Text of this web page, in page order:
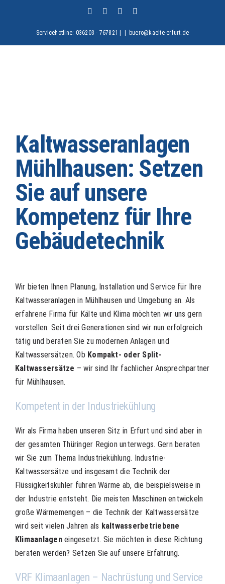
Facebook Instagram
Servicehotline: 036203 - 767821 | buero@kaelte-erfurt.de
Kaltwasseranlagen
Mühlhausen: Setzen
Sie auf unsere
Kompetenz für Ihre
Gebäudetechnik
Wir bieten Ihnen Planung, Installation und Service für Ihre
Kaltwasseranlagen in Mühlhausen und Umgebung an. Als
erfahrene Firma für Kälte und Klima möchten wir uns gern
vorstellen. Seit drei Generationen sind wir nun erfolgreich
tätig und beraten Sie zu modernen Anlagen und
Kaltwassersätzen. Ob Kompakt- oder Split-
Kaltwassersätze – wir sind Ihr fachlicher Ansprechpartner
für Mühlhausen.
Kompetent in der Industriekühlung
Wir als Firma haben unseren Sitz in Erfurt und sind aber in
der gesamten Thüringer Region unterwegs. Gern beraten
wir Sie zum Thema Industriekühlung. Industrie-
Kaltwassersätze und insgesamt die Technik der
Flüssigkeitskühler führen Wärme ab, die beispielsweise in
der Industrie entsteht. Die meisten Maschinen entwickeln
große Wärmemengen – die Technik der Kaltwassersätze
wird seit vielen Jahren als kaltwasserbetriebene
Klimaanlageneingesetzt. Sie möchten in diese Richtung
beraten werden? Setzen Sie auf unsere Erfahrung.
VRF Klimaanlagen – Nachrüstung und Service